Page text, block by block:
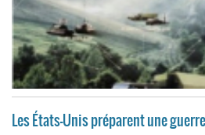
Les États-Unis préparent une